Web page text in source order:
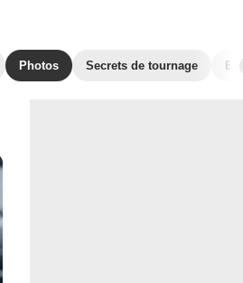
Photos Secrets de tournage